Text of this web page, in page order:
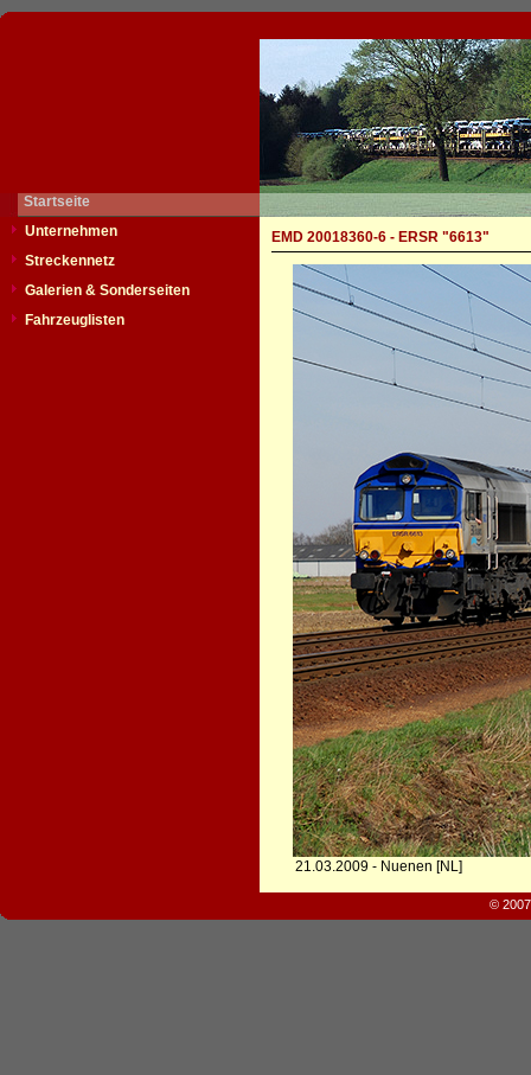
Startseite
Unternehmen
Streckennetz
Galerien & Sonderseiten
Fahrzeuglisten
EMD 20018360-6 - ERSR "6613"
21.03.2009 - Nuenen [NL]
©